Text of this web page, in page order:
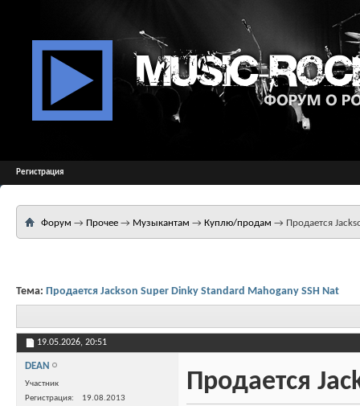
Регистрация
Форум → Прочее → Музыкантам → Куплю/продам → Продается
Тема: Продается Jackson Super Dinky Standard Mahogany SSH Nat
19.05.2026, 20:51
DEAN
Участник
Регистрация
19.08.2013
Продается